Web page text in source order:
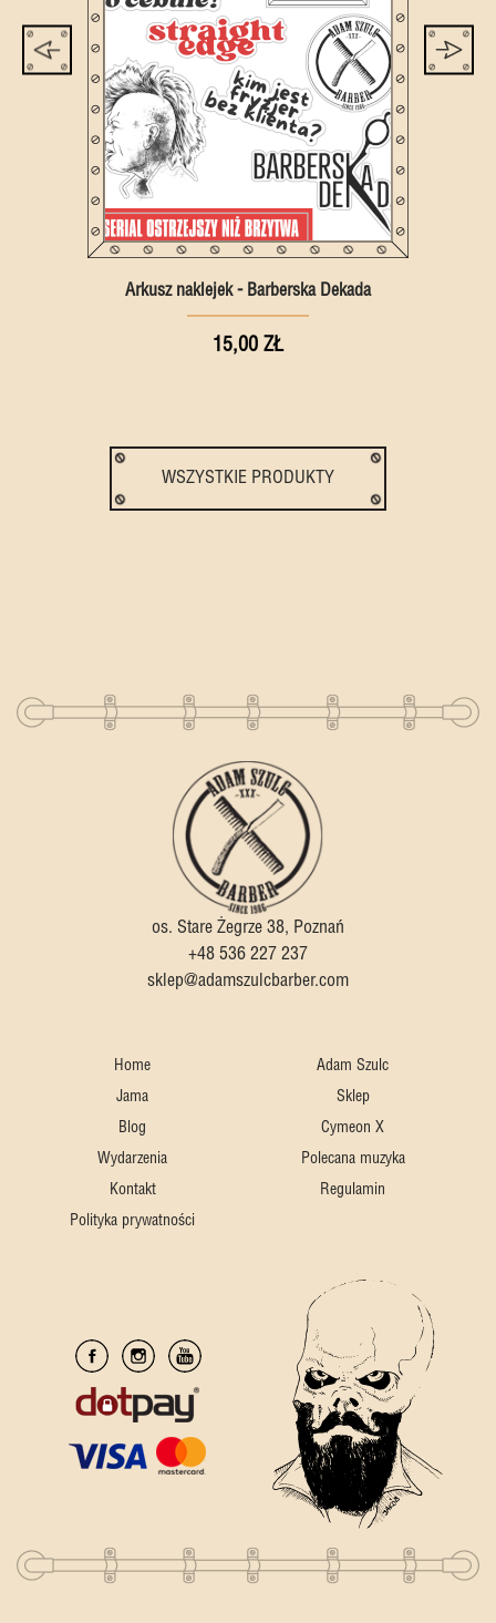
Arkusz naklejek - Barberska Dekada
15,00 ZŁ
WSZYSTKIE PRODUKTY
os. Stare Żegrze 38, Poznań
+48 536 227 237
sklep@adamszulcbarber.com
Home
Adam Szulc
Jama
Sklep
Blog
Cymeon X
Wydarzenia
Polecana muzyka
Kontakt
Regulamin
Polityka prywatności